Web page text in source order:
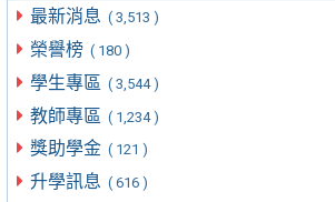
最新消息 ( 3,513 )
榮譽榜 ( 180 )
學生專區 ( 3,544 )
教師專區 ( 1,234 )
獎助學金 ( 121 )
升學訊息 ( 616 )